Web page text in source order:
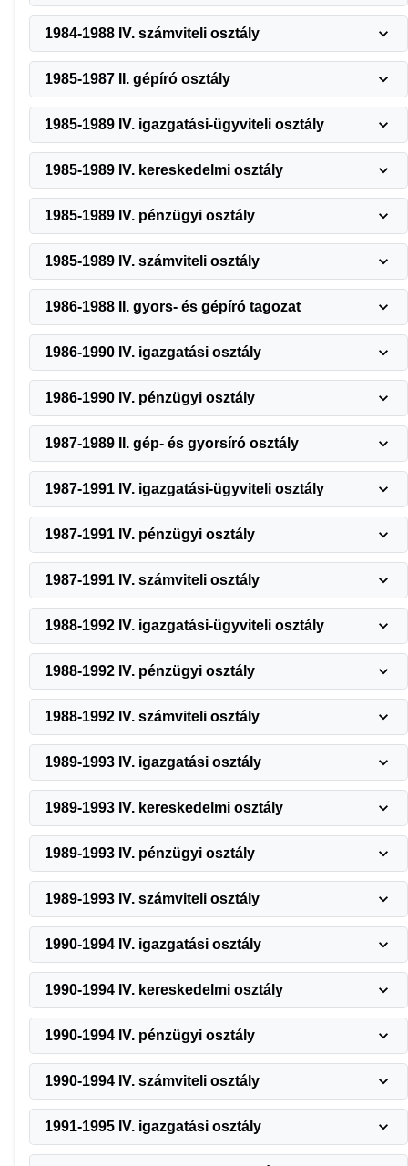
1984-1988 IV. számviteli osztály
1985-1987 II. gépíró osztály
1985-1989 IV. igazgatási-ügyviteli osztály
1985-1989 IV. kereskedelmi osztály
1985-1989 IV. pénzügyi osztály
1985-1989 IV. számviteli osztály
1986-1988 II. gyors- és gépíró tagozat
1986-1990 IV. igazgatási osztály
1986-1990 IV. pénzügyi osztály
1987-1989 II. gép- és gyorsíró osztály
1987-1991 IV. igazgatási-ügyviteli osztály
1987-1991 IV. pénzügyi osztály
1987-1991 IV. számviteli osztály
1988-1992 IV. igazgatási-ügyviteli osztály
1988-1992 IV. pénzügyi osztály
1988-1992 IV. számviteli osztály
1989-1993 IV. igazgatási osztály
1989-1993 IV. kereskedelmi osztály
1989-1993 IV. pénzügyi osztály
1989-1993 IV. számviteli osztály
1990-1994 IV. igazgatási osztály
1990-1994 IV. kereskedelmi osztály
1990-1994 IV. pénzügyi osztály
1990-1994 IV. számviteli osztály
1991-1995 IV. igazgatási osztály